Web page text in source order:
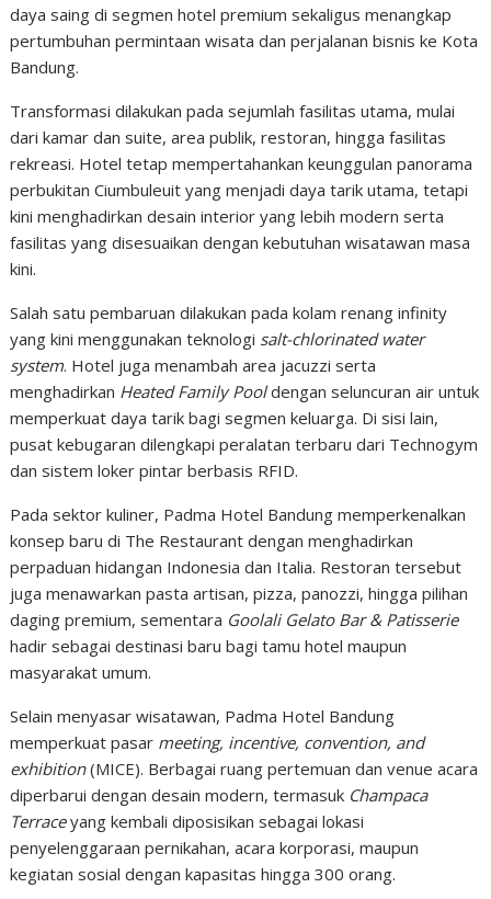
daya saing di segmen hotel premium sekaligus menangkap
pertumbuhan permintaan wisata dan perjalanan bisnis ke Kota
Bandung.
Transformasi dilakukan pada sejumlah fasilitas utama, mulai
dari kamar dan suite, area publik, restoran, hingga fasilitas
rekreasi. Hotel tetap mempertahankan keunggulan panorama
perbukitan Ciumbuleuit yang menjadi daya tarik utama, tetapi
kini menghadirkan desain interior yang lebih modern serta
fasilitas yang disesuaikan dengan kebutuhan wisatawan masa
kini.
Salah satu pembaruan dilakukan pada kolam renang infinity
yang kini menggunakan teknologi salt-chlorinated water
system. Hotel juga menambah area jacuzzi serta
menghadirkan Heated Family Pooldengan seluncuran air untuk
memperkuat daya tarik bagi segmen keluarga. Di sisi lain,
pusat kebugaran dilengkapi peralatan terbaru dari Technogym
dan sistem loker pintar berbasis RFID.
Pada sektor kuliner, Padma Hotel Bandung memperkenalkan
konsep baru di The Restaurant dengan menghadirkan
perpaduan hidangan Indonesia dan Italia. Restoran tersebut
juga menawarkan pasta artisan, pizza, panozzi, hingga pilihan
daging premium, sementara Goolali Gelato Bar & Patisserie
hadir sebagai destinasi baru bagi tamu hotel maupun
masyarakat umum.
Selain menyasar wisatawan, Padma Hotel Bandung
memperkuat pasar meeting, incentive, convention, and
exhibition(MICE). Berbagai ruang pertemuan dan venue acara
diperbarui dengan desain modern, termasuk Champaca
Terraceyang kembali diposisikan sebagai lokasi
penyelenggaraan pernikahan, acara korporasi, maupun
kegiatan sosial dengan kapasitas hingga 300 orang.